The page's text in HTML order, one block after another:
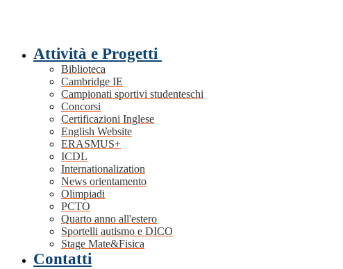
Attività e Progetti
Biblioteca
Cambridge IE
Campionati sportivi studenteschi
Concorsi
Certificazioni Inglese
English Website
ERASMUS+
ICDL
Internationalization
News orientamento
Olimpiadi
PCTO
Quarto anno all'estero
Sportelli autismo e DICO
Stage Mate&Fisica
Contatti